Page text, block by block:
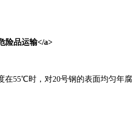
55℃时，对20号钢的表面均匀年腐